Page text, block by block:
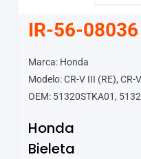
IR-56-08036
Marca: Honda
Modelo: CR-V III (RE), CR-
OEM: 51320STKA01,
Honda
Bieleta